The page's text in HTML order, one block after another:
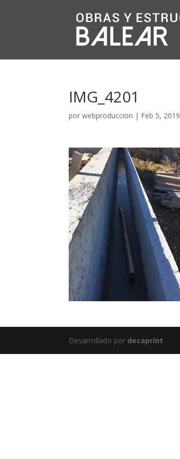
IMG_4201
porwebproduccion | Feb 5, 2019
Desarrollado por decaprint